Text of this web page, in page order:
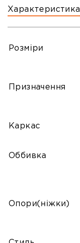
Характеристика
Розміри
Призначення
Каркас
Оббивка
Опори(ніжки)